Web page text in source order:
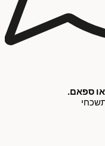
או ספאם.